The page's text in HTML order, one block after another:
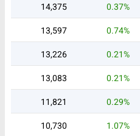
0.37%
14,375
0.74%
13,597
0.21%
13,226
0.21%
13,083
0.29%
11,821
1.07%
10,730